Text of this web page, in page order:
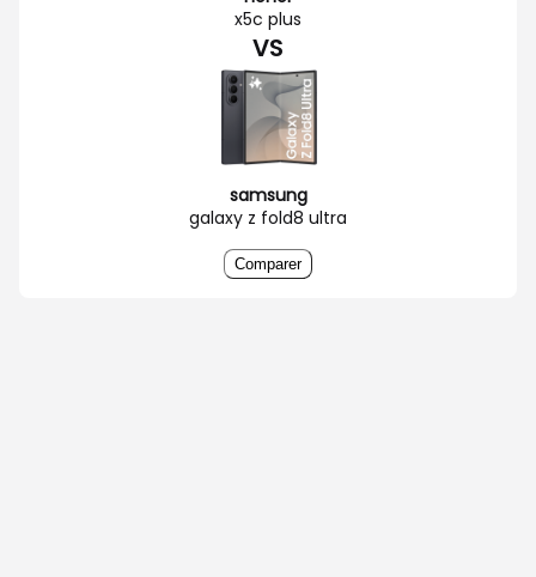
x5c plus
VS
samsung
galaxy z fold8 ultra
Comparer